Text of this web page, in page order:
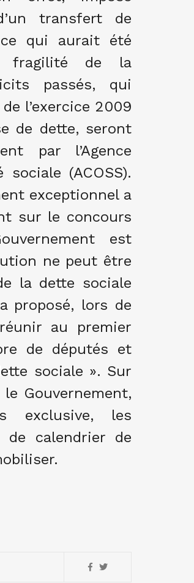
transfert de
ce qui aurait été
fragilité de la
passés, qui
l’exercice 2009
de dette, seront
par l’Agence
(ACOSS).
exceptionnel a
sur le concours
est
ne peut être
la dette sociale
proposé, lors de
au premier
de députés et
sociale ». Sur
Gouvernement,
exclusive, les
calendrier de